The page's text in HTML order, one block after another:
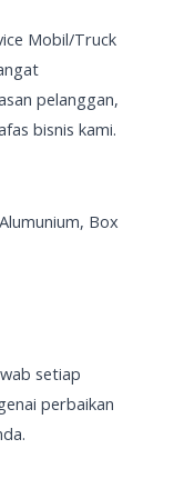
Mobil/Truck
pelanggan,
bisnis kami.
Box
setiap
perbaikan